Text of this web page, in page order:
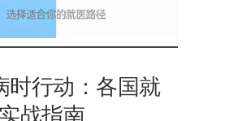
时行动：各国就
战指南